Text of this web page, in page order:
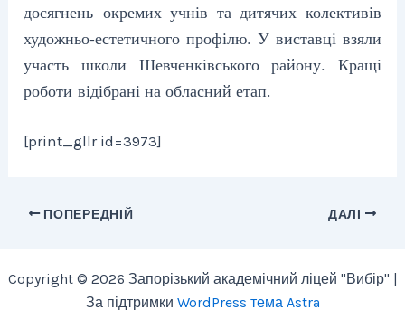
досягнень окремих учнів та дитячих колективів
художньо-естетичного профілю. У виставці взяли
участь школи Шевченківського району. Кращі
роботи відібрані на обласний етап.
[print_gllr id=3973]
ПОПЕРЕДНІЙ ДАЛІ
Copyright © 2026 Запорізький академічний ліцей "Вибір" |
За підтримки WordPress тема Astra